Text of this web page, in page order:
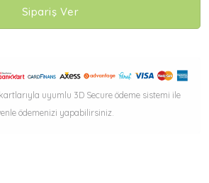
Sipariş Ver
uyumlu 3D Secure ödeme sistemi ile
ödemenizi yapabilirsiniz.